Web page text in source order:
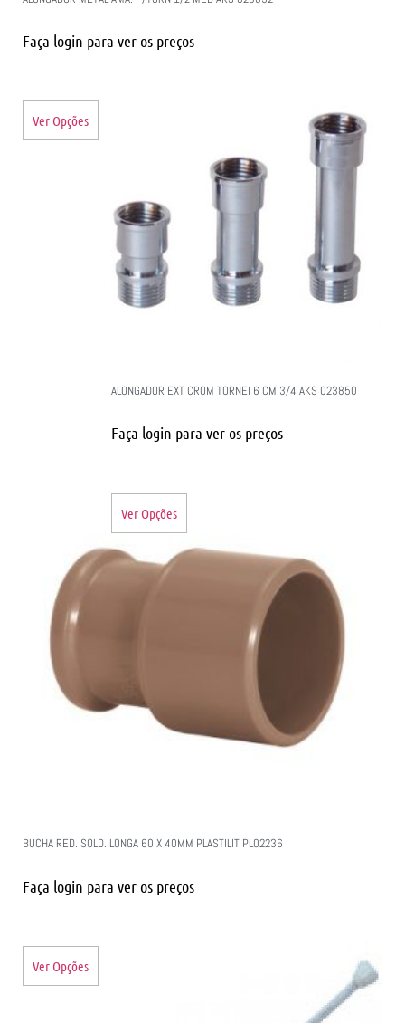
Faça login para ver os preços
Ver Opções
ALONGADOR EXT CROM TORNEI 6 CM 3/4 AKS 023850
Faça login para ver os preços
Ver Opções
BUCHA RED. SOLD. LONGA 60 X 40MM PLASTILIT PL02236
Faça login para ver os preços
Ver Opções